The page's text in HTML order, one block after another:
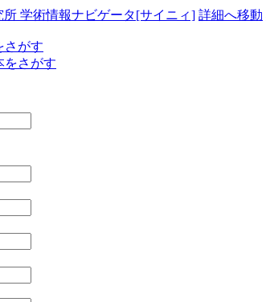
学術情報ナビゲータ[サイニィ] 詳細へ移動
さがす
をさがす